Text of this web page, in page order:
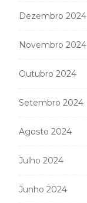
Dezembro 2024
Novembro 2024
Outubro 2024
Setembro 2024
Agosto 2024
Julho 2024
Junho 2024